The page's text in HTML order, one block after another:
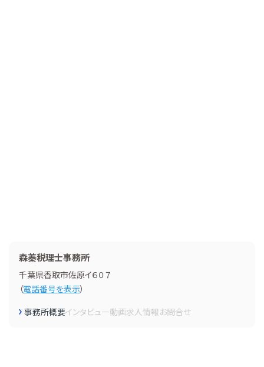
森蓁税理士事務所
千葉県香取市佐原イ６０７
（電話番号を表示）
事務所概要インタビュー動画求人情報お問合せ